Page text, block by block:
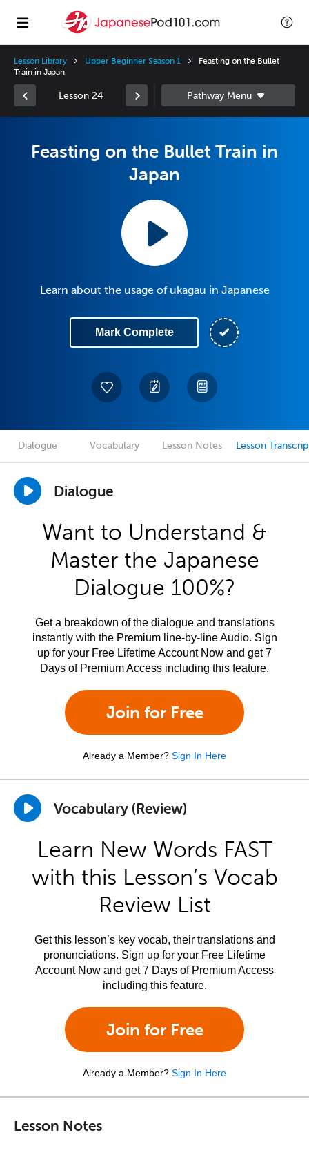
Lesson Library Upper Beginner Season 1
Feasting on the Bullet
Train in Japan
Lesson 24
Feasting on the Bullet Train in
Japan
Learn about the usage of ukagau in Japanese
Mark Complete
Dialogue Vocabulary Lesson Notes Lesson
Dialogue
Want to Understand &
Master the Japanese
Dialogue 100%?
Get a breakdown of the dialogue and translations
instantly with the Premium line-by-line Audio. Sign
up for your Free Lifetime Account Now and get 7
Days of Premium Access including this feature.
Join for Free
Already a Member? Sign In Here
Vocabulary (Review)
Learn New Words FAST
with this Lesson’s Vocab
Review List
Get this lesson’s key vocab, their translations and
pronunciations. Sign up for your Free Lifetime
Account Now and get 7 Days of Premium Access
including this feature.
Join for Free
Already a Member? Sign In Here
Lesson Notes